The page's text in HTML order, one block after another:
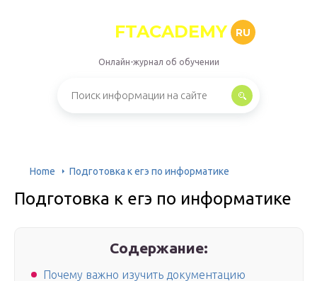
FTACADEMY RU
Онлайн-журнал об обучении
Home Подготовка к егэ по информатике
Подготовка к егэ по информатике
Содержание:
Почему важно изучить документацию